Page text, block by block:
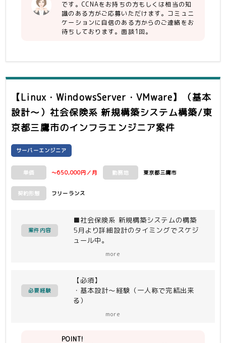
【尚可】
・REDHut(RHEL)経験
・CentOS経験
・WireShankによるパケットのモニ
※他モニター、ソフトでも可
です。CCNAをお持ちの方もしくは相当の知
識のある方がご応募いただけます。コミュニ
ケーションに自信のある方からのご連絡をお
待ちしております。面談1回。
【Linux・WindowsServer・VMware】（基本
設計～）社会保険系 新規構築システム構築/東
京都三鷹市のインフラエンジニア案件
サーバーエンジニア
単価 ～650,000円／月 勤務地 東京都三鷹市
契約形態 フリーランス
案件内容
■社会保険系 新規構築システムの構築
5月より詳細設計のタイミングでスケジ
ュール中。
意内容を設計フェーズで活用出来る情報
へ整備
■作業環境
more
必要経験
【必須】
・基本設計～経験（一人称で完結出来
る）
【尚可】
more
POINT!